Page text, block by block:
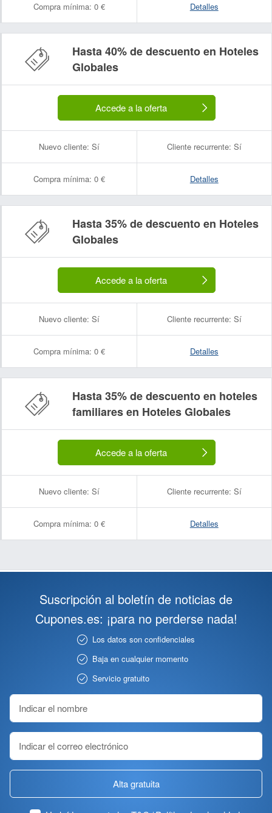
Compra mínima: 0 € Detalles
Hasta 40% de descuento en Hoteles
Globales
Accede a la oferta
Nuevo cliente: Sí Cliente recurrente: Sí
Compra mínima: 0 € Detalles
Hasta 35% de descuento en Hoteles
Globales
Accede a la oferta
Nuevo cliente: Sí Cliente recurrente: Sí
Compra mínima: 0 € Detalles
Hasta 35% de descuento en hoteles
familiares en Hoteles Globales
Accede a la oferta
Nuevo cliente: Sí Cliente recurrente: Sí
Compra mínima: 0 € Detalles
Suscripción al boletín de noticias de
Cupones.es: ¡para no perderse nada!
Los datos son confidenciales
Baja en cualquier momento
Servicio gratuito
Alta gratuita